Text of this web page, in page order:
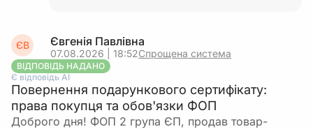
ЄВ Євгенія Павлівна
07.08.2026 | 18:52Спрощена система
ВІДПОВІДЬ НАДАНО
Є відповідь АІ
Повернення подарункового сертифікату:
права покупця та обов'язки ФОП
Доброго дня! ФОП 2 група ЄП, продав товар-